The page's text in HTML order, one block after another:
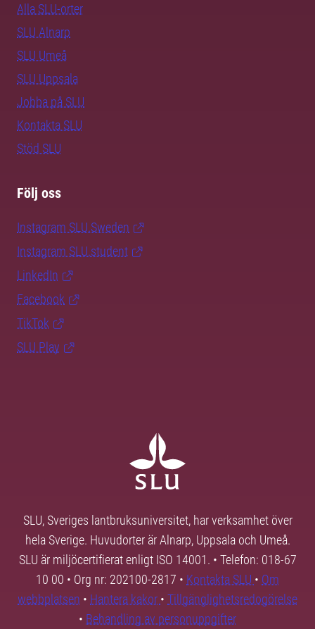
Alla SLU-orter
SLU Alnarp
SLU Umeå
SLU Uppsala
Jobba på SLU
Kontakta SLU
Stöd SLU
Följ oss
Instagram SLU.Sweden
Instagram SLU.student
LinkedIn
Facebook
TikTok
SLU Play
SLU, Sveriges lantbruksuniversitet, har verksamhet över
hela Sverige. Huvudorter är Alnarp, Uppsala och Umeå.
SLU är miljöcertifierat enligt ISO 14001. • Telefon: 018-67
10 00 • Org nr: 202100-2817 • Kontakta SLU • Om
webbplatsen • Hantera kakor • Tillgänglighetsredogörelse
• Behandling av personuppgifter